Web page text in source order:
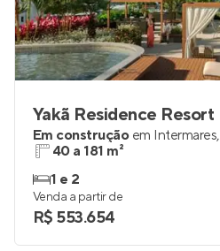
Yakã Residence Resort
Em construção em Intermares,
40 a 181 m²
1 e 2
Venda a partir de
R$ 553.654